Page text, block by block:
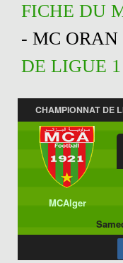
FICHE DU
- MC ORAN
DE LIGUE 1
CHAMPIONNAT DE
MCAlger